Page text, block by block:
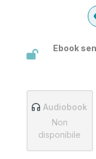
Ebook
Audiobook
Non
disponibile